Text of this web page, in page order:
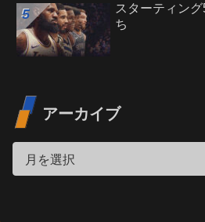
スターティン
ち
アーカイブ